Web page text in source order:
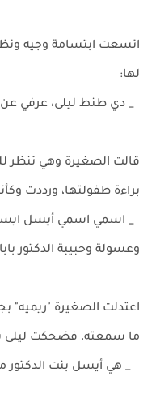
اتسعت ابتسامة وجيه
لها:
_ دي طنط ليلى، عرفي
قالت الصغيرة وهي تنظر
براءة طفولتها، ورددت
_ اسمي اسمي أيسل
وعسولة وحبيبة الدكتور
اعتدلت الصغيرة
ما سمعته، فضحكت ليلى
_ هي أيسل بنت الدكتور